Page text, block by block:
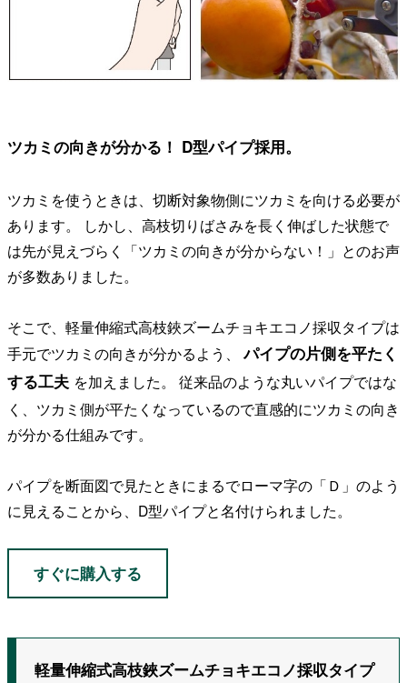
ツカミの向きが分かる！ D型パイプ採用。
ツカミを使うときは、切断対象物側にツカミを向ける必要が
あります。 しかし、高枝切りばさみを長く伸ばした状態で
は先が見えづらく「ツカミの向きが分からない！」とのお声
が多数ありました。
そこで、軽量伸縮式高枝鋏ズームチョキエコノ採収タイプは
手元でツカミの向きが分かるよう、パイプの片側を平たく
する工夫 を加えました。 従来品のような丸いパイプではな
く、ツカミ側が平たくなっているので直感的にツカミの向き
が分かる仕組みです。
パイプを断面図で見たときにまるでローマ字の「Ｄ」のよう
に見えることから、D型パイプと名付けられました。
すぐに購入する
軽量伸縮式高枝鋏ズームチョキエコノ採収タイプ